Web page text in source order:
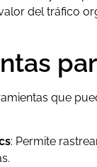
del tráfico
que
: Permite